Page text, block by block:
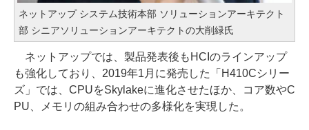
ネットアップ システム技術本部 ソリューションアーキテクト
部 シニアソリューションアーキテクトの大削緑氏
ネットアップでは、製品発表後もHCIのラインアップ
も強化しており、2019年1月に発売した「H410Cシリー
ズ」では、CPUをSkylakeに進化させたほか、コア数やC
PU、メモリの組み合わせの多様化を実現した。